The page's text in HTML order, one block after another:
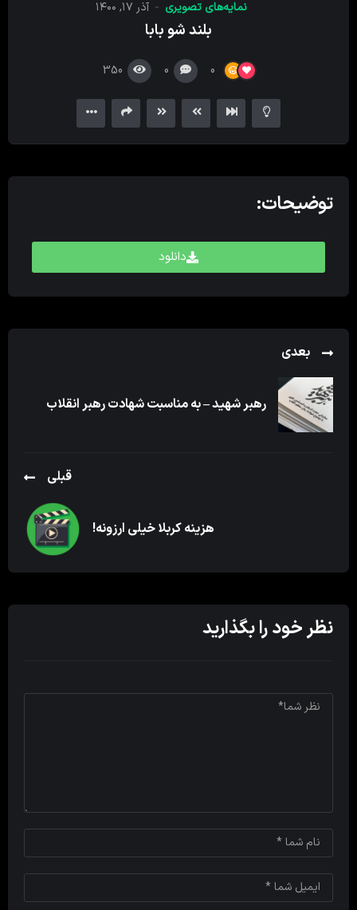
نمایه‌های تصویری آذر ۱۷, ۱۴۰۰
بلند شو بابا
0
0
350
توضیحات:
دانلود
بعدی
رهبر شهید – به مناسبت شهادت رهبر انقلاب
قبلی
هزینه کربلا خیلی ارزونه!
نظر خود را بگذارید